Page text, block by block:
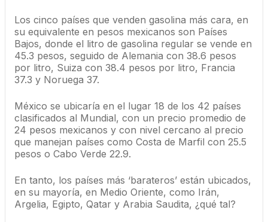
Los cinco países que venden gasolina más cara, en
su equivalente en pesos mexicanos son Países
Bajos, donde el litro de gasolina regular se vende en
45.3 pesos, seguido de Alemania con 38.6 pesos
por litro, Suiza con 38.4 pesos por litro, Francia
37.3 y Noruega 37.
México se ubicaría en el lugar 18 de los 42 países
clasificados al Mundial, con un precio promedio de
24 pesos mexicanos y con nivel cercano al precio
que manejan países como Costa de Marfil con 25.5
pesos o Cabo Verde 22.9.
En tanto, los países más ‘barateros’ están ubicados,
en su mayoría, en Medio Oriente, como Irán,
Argelia, Egipto, Qatar y Arabia Saudita, ¿qué tal?